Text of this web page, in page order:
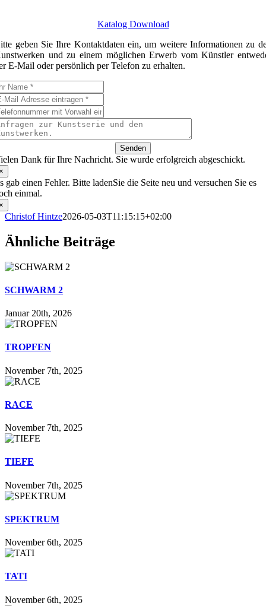
Katalog Download
geben Sie Ihre Kontaktdaten ein, um weitere Informationen zu
und zu einem möglichen Erwerb vom Künstler
E-Mail oder persönlich per Telefon zu erhalten.
Senden
Dank für Ihre Nachricht. Sie wurde erfolgreich abgeschickt.
gab einen Fehler. Bitte ladenSie die Seite neu und versuchen Sie es
einmal.
Christof Hintze2026-05-03T11:15:15+02:00
Ähnliche Beiträge
SCHWARM 2
Januar 20th, 2026
TROPFEN
November 7th, 2025
RACE
November 7th, 2025
TIEFE
November 7th, 2025
SPEKTRUM
November 6th, 2025
TATI
November 6th, 2025